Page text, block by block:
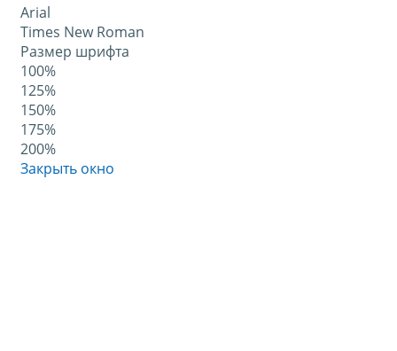
Arial
Times New Roman
Размер шрифта
100%
125%
150%
175%
200%
Закрыть окно